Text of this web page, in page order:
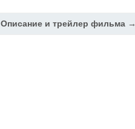
Описание и трейлер фильма →